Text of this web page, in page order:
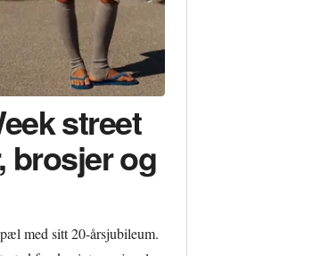
street
brosjer og
med sitt 20-årsjubileum.